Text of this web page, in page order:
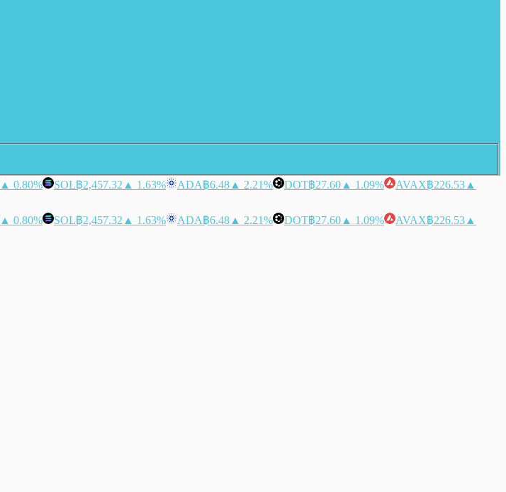
▲ 0.80% SOL฿2,457.32 ▲ 1.63% ADA฿6.48 ▲ 2.21% DOT฿27.60 ▲ 1.09% AVAX฿226.53 ▲
▲ 0.80% SOL฿2,457.32 ▲ 1.63% ADA฿6.48 ▲ 2.21% DOT฿27.60 ▲ 1.09% AVAX฿226.53 ▲